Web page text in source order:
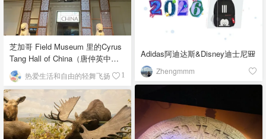
Adidas阿迪达斯&Disney迪士尼🎒
Zhengmmm
芝加哥 Field Museum 里的Cyrus
Tang Hall of China（唐仲英中国
馆） 热爱生活和自由的轻舞飞扬 1